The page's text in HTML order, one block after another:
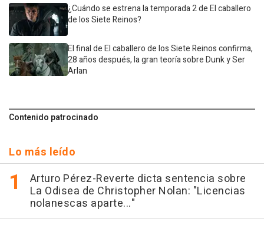
¿Cuándo se estrena la temporada 2 de El caballero
de los Siete Reinos?
El final de El caballero de los Siete Reinos confirma,
28 años después, la gran teoría sobre Dunk y Ser
Arlan
Contenido patrocinado
Lo más leído
Arturo Pérez-Reverte dicta sentencia sobre
La Odisea de Christopher Nolan: "Licencias
nolanescas aparte..."